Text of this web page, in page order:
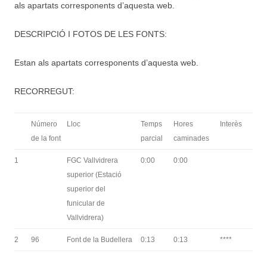
als apartats corresponents d’aquesta web.
DESCRIPCIÓ I FOTOS DE LES FONTS:
Estan als apartats corresponents d’aquesta web.
RECORREGUT:
Número
de la font
Lloc
Temps
parcial
Hores
caminades
Interès
1
FGC Vallvidrera
superior (Estació
superior del
funicular de
Vallvidrera)
0:00 0:00
2 96 Font de la Budellera 0:13 0:13 ****